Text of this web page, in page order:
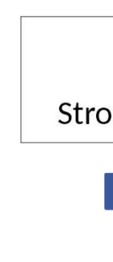
Strona archiwalna 01